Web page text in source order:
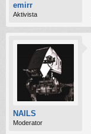
emirr
Aktivista
NAILS
Moderator